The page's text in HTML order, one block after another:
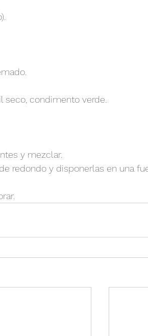
seco, condimento verde.
y mezclar.
redondo y disponerlas en una